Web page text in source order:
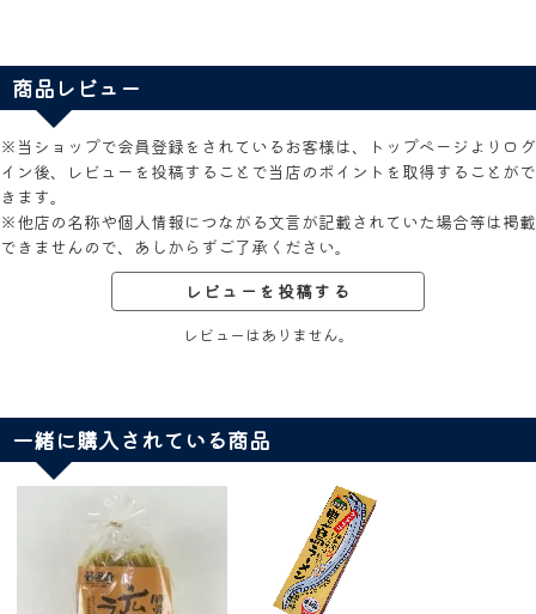
商品レビュー
※当ショップで会員登録をされているお客様は、トップページよりログ
イン後、レビューを投稿することで当店のポイントを取得することがで
きます。
※他店の名称や個人情報につながる文言が記載されていた場合等は掲載
できませんので、あしからずご了承ください。
レビューを投稿する
レビューはありません。
一緒に購入されている商品